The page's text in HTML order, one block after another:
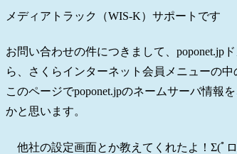
メディアトラック（WIS-K）サポートです
お問い合わせの件につきまして、poponet.jp
ら、さくらインターネット会員メニューの
このページでpoponet.jpのネームサーバ情報
かと思います。
他社の設定画面とか教えてくれたよ！Σ(ﾟロ